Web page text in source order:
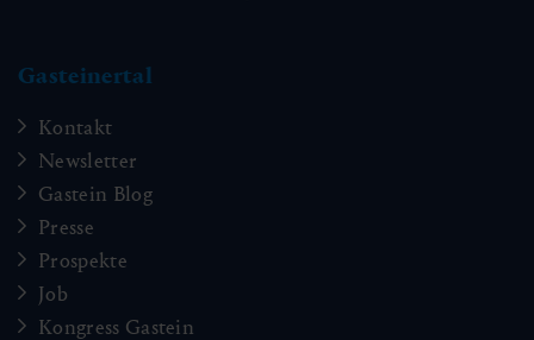
Gasteinertal
Kontakt
Newsletter
Gastein Blog
Presse
Prospekte
Job
Kongress Gastein